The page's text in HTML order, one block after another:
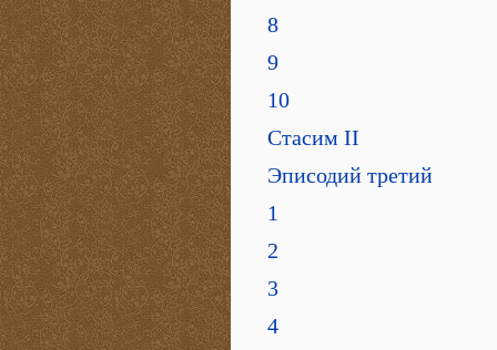
8
9
10
Стасим II
Эписодий третий
1
2
3
4